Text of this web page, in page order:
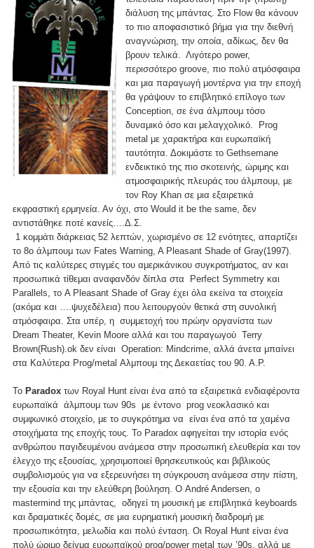
διάλυση της μπάντας. Στο Flow θα κάνουν
το πιο αποφασιστικό βήμα για την διεθνή
αναγνώριση, την οποία, αδίκως, δεν θα
βρουν τελικά. Λιγότερο power,
περισσότερο groove, πιο πολύ ατμόσφαιρα
και μια παραγωγή μοντέρνα για την εποχή
θα γράψουν το επιβλητικό επίλογο των
Conception, σε ένα άλμπουμ τόσο
δυναμικό όσο και μελαγχολικό. Prog
metal με χαρακτήρα και ευρωπαϊκή
ταυτότητα. Δοκιμάστε το Gethsemane
ενδεικτικό της πιο σκοτεινής, ώριμης και
ατμοσφαιρικής πλευράς του άλμπουμ, με
τον Roy Khan σε μια εξαιρετικά
εκφραστική ερμηνεία. Αν όχι, στο Would it be the same, δεν
αντιστάθηκε ποτέ κανείς….Δ.Σ.
1 κομμάτι διάρκειας 52 λεπτών, χωρισμένο σε 12 ενότητες, απαρτίζει
το 8ο άλμπουμ των Fates Warning, A Pleasant Shade of Gray(1997).
Από τις καλύτερες στιγμές του αμερικάνικου συγκροτήματος, αν και
προσωπικά τίθεμαι αναφανδόν δίπλα στα Perfect Symmetry και
Parallels, το A Pleasant Shade of Gray έχει όλα εκείνα τα στοιχεία
(ακόμα και ….ψυχεδέλεια) που λειτουργούν θετικά στη συνολική
ατμόσφαιρα. Στα υπέρ, η συμμετοχή του πρώην οργανίστα των
Dream Theater, Kevin Moore αλλά και του παραγωγού Terry
Brown(Rush).ok δεν είναι Operation: Mindcrime, αλλά άνετα μπαίνει
στα Καλύτερα Prog/metal Αλμπουμ της Δεκαετίας του 90. Α.Ρ.
Το Paradox των Royal Hunt είναι ένα από τα εξαιρετικά ενδιαφέροντα
ευρωπαϊκά άλμπουμ των 90s με έντονο prog νεοκλασικό και
συμφωνικό στοιχείο, με το συγκρότημα να είναι ένα από τα χαμένα
στοιχήματα της εποχής τους. Το Paradox αφηγείται την ιστορία ενός
ανθρώπου παγιδευμένου ανάμεσα στην προσωπική ελευθερία και τον
έλεγχο της εξουσίας, χρησιμοποιεί θρησκευτικούς και βιβλικούς
συμβολισμούς για να εξερευνήσει τη σύγκρουση ανάμεσα στην πίστη,
την εξουσία και την ελεύθερη βούληση. Ο André Andersen, ο
mastermind της μπάντας, οδηγεί τη μουσική με επιβλητικά keyboards
και δραματικές δομές, σε μια ευρηματική μουσική διαδρομή με
προσωπικότητα, μελωδία και πολύ ένταση. Οι Royal Hunt είναι ένα
πολύ ώριμο δείγμα ευρωπαϊκού prog/power metal των ’90s, αλλά με